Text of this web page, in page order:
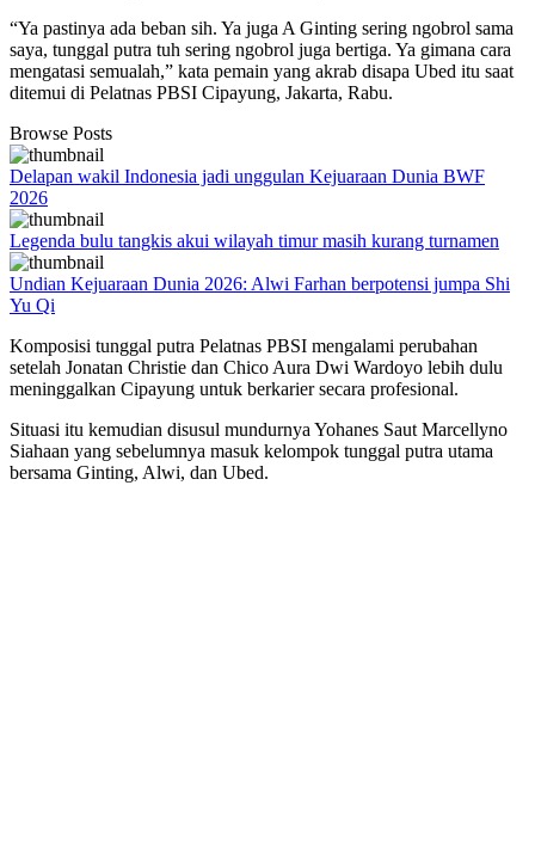
“Ya pastinya ada beban sih. Ya juga A Ginting sering ngobrol sama
saya, tunggal putra tuh sering ngobrol juga bertiga. Ya gimana cara
mengatasi semualah,” kata pemain yang akrab disapa Ubed itu saat
ditemui di Pelatnas PBSI Cipayung, Jakarta, Rabu.
Browse Posts
Delapan wakil Indonesia jadi unggulan Kejuaraan Dunia BWF
2026
Legenda bulu tangkis akui wilayah timur masih kurang turnamen
Undian Kejuaraan Dunia 2026: Alwi Farhan berpotensi jumpa Shi
Yu Qi
Komposisi tunggal putra Pelatnas PBSI mengalami perubahan
setelah Jonatan Christie dan Chico Aura Dwi Wardoyo lebih dulu
meninggalkan Cipayung untuk berkarier secara profesional.
Situasi itu kemudian disusul mundurnya Yohanes Saut Marcellyno
Siahaan yang sebelumnya masuk kelompok tunggal putra utama
bersama Ginting, Alwi, dan Ubed.